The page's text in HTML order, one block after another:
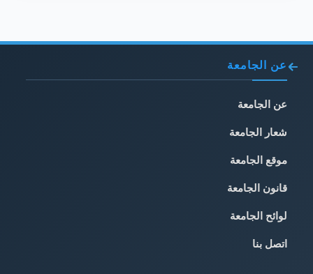
عن الجامعة
عن الجامعة
شعار الجامعة
موقع الجامعة
قانون الجامعة
لوائح الجامعة
اتصل بنا